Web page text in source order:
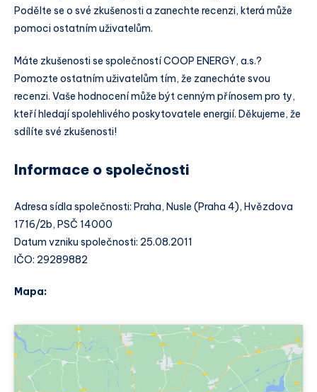
Podělte se o své zkušenosti a zanechte recenzi, která může
pomoci ostatním uživatelům.
Máte zkušenosti se společností COOP ENERGY, a.s.?
Pomozte ostatním uživatelům tím, že zanecháte svou
recenzi. Vaše hodnocení může být cenným přínosem pro ty,
kteří hledají spolehlivého poskytovatele energií. Děkujeme, že
sdílíte své zkušenosti!
Informace o společnosti
Adresa sídla společnosti: Praha, Nusle (Praha 4), Hvězdova
1716/2b, PSČ 14000
Datum vzniku společnosti: 25.08.2011
IČO: 29289882
Mapa: